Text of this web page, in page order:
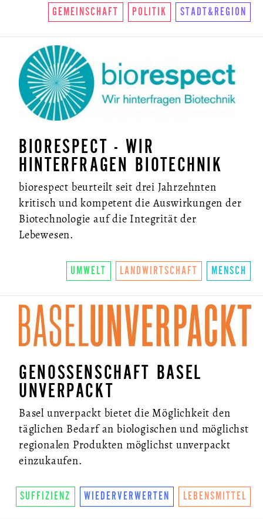
GEMEINSCHAFT POLITIK STADT&REGION
BIORESPECT - WIR
HINTERFRAGEN BIOTECHNIK
biorespect beurteilt seit drei Jahrzehnten
kritisch und kompetent die Auswirkungen der
Biotechnologie auf die Integrität der
Lebewesen.
UMWELT LANDWIRTSCHAFT MENSCH
GENOSSENSCHAFT BASEL
UNVERPACKT
Basel unverpackt bietet die Möglichkeit den
täglichen Bedarf an biologischen und möglichst
regionalen Produkten möglichst unverpackt
einzukaufen.
SUFFIZIENZ WIEDERVERWERTEN LEBENSMITTEL